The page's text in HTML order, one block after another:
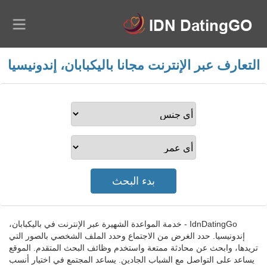
التعارف عبر الإنترنت مجانا باليكبابان، إندونيسيا
IdnDatingGo - خدمة المواعدة الشهيرة عبر الإنترنت في باليكبابان،
إندونيسيا. حدد الغرض من الاجتماع وحدد الملف الشخصي بالصور التي
تريدها، وابحث عن محادثة ممتعة واستخدم وظائف البحث المتقدم. الموقع
يساعد على التواصل مع الشباب الجادين. يساعد المجتمع في اختيار أنسب